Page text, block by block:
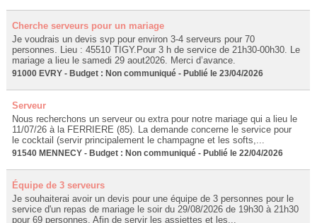
Cherche serveurs pour un mariage
Je voudrais un devis svp pour environ 3-4 serveurs pour 70
personnes. Lieu : 45510 TIGY.Pour 3 h de service de 21h30-00h30. Le
mariage a lieu le samedi 29 aout2026. Merci d’avance.
91000 EVRY - Budget : Non communiqué - Publié le 23/04/2026
Serveur
Nous recherchons un serveur ou extra pour notre mariage qui a lieu le
11/07/26 à la FERRIERE (85). La demande concerne le service pour
le cocktail (servir principalement le champagne et les softs,...
91540 MENNECY - Budget : Non communiqué - Publié le 22/04/2026
Équipe de 3 serveurs
Je souhaiterai avoir un devis pour une équipe de 3 personnes pour le
service d'un repas de mariage le soir du 29/08/2026 de 19h30 à 21h30
pour 69 personnes. Afin de servir les assiettes et les...